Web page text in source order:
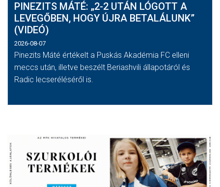
PINEZITS MÁTÉ: „2-2 UTÁN LÓGOTT A
LEVEGŐBEN, HOGY ÚJRA BETALÁLUNK”
(VIDEÓ)
2026-08-07
Pinezits Máté értékelt a Puskás Akadémia FC elleni
meccs után, illetve beszélt Beriashvili állapotáról és
Radic lecseréléséről is.